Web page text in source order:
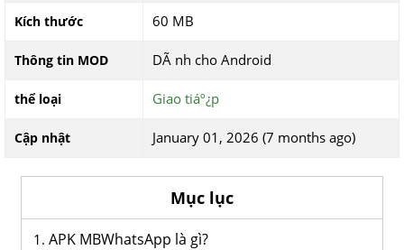
Kích thước 60 MB
Thông tin MOD DÃ nh cho Android
thể loại Giao tiáº¿p
Cập nhật January 01, 2026 (7 months ago)
Mục lục
APK MBWhatsApp là gì?